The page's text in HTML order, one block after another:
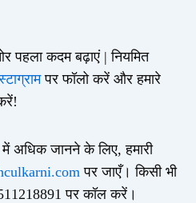
पहला कदम बढ़ाएं | नियमित
पर फॉलो करें और हमारे
में अधिक जानने के लिए, हमारी
पर जाएँ। किसी भी
पर कॉल करें।